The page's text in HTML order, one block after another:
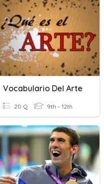
Vocabulario Del Arte
20 Q 9th - 12th